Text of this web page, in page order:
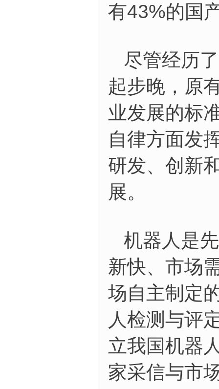
有43%的国
尽管经历
起步晚，原
业发展的标
自律方面发
研发、创新
展。
机器人是
新快、市场
场自主制定
人检测与评
立我国机器
家采信与市